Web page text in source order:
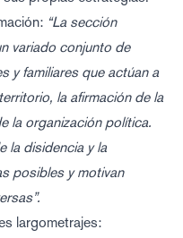
“La sección
variado conjunto de
y familiares que actúan a
la afirmación de la
la organización política.
la disidencia y la
posibles y motivan
largometrajes: